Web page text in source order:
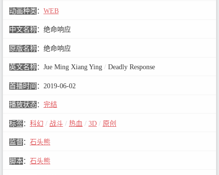
动画种类 ： WEB
中文名称： 绝命响应
原版名称： 绝命响应
英文名称： Jue Ming Xiang Ying /Deadly Response
首播时间 ： 2019-06-02
播放状态： 完结
标签： 科幻 / 战斗 / 热血 / 3D / 原创
监督 ： 石头熊
脚本： 石头熊